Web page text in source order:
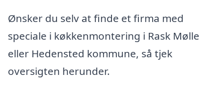
Ønsker du selv at finde et firma med
speciale i køkkenmontering i Rask Mølle
eller Hedensted kommune, så tjek
oversigten herunder.